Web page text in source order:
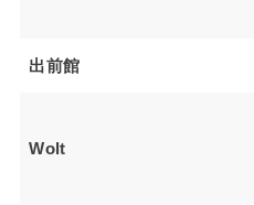
出前館
Wolt